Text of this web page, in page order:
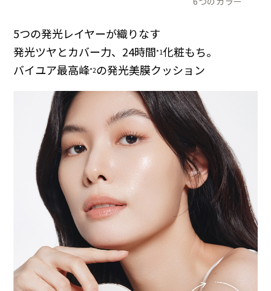
5つの発光レイヤーが織りなす
発光ツヤとカバー力、24時間*1化粧もち。
バイユア最高峰*2の発光美膜クッション